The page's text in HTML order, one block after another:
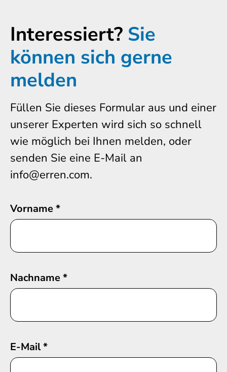
Interessiert? Sie
können sich gerne
melden
Füllen Sie dieses Formular aus und einer
unserer Experten wird sich so schnell
wie möglich bei Ihnen melden, oder
senden Sie eine E-Mail an
info@erren.com.
Vorname*
Nachname*
E-Mail*